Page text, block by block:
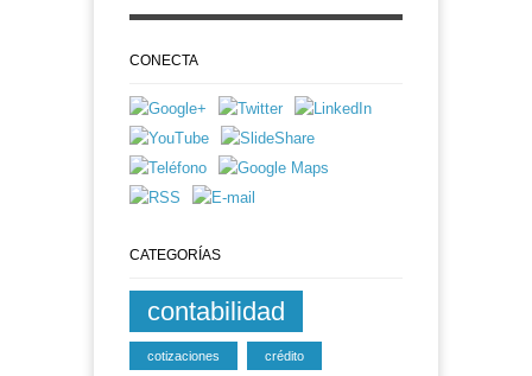
CONECTA
CATEGORÍAS
contabilidad
cotizaciones crédito